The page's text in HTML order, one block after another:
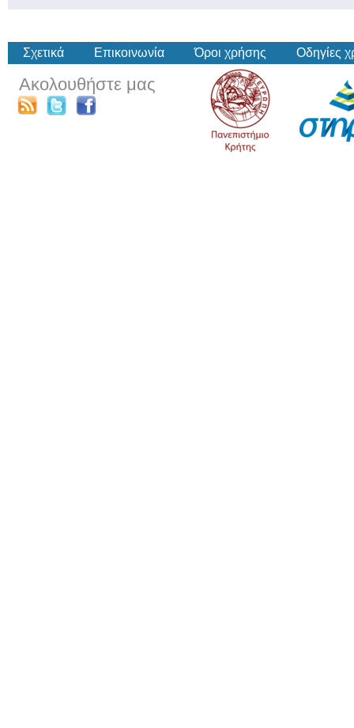
Σχετικά Επικοινωνία Όροι χρήσης Οδηγίες
Ακολουθήστε μας